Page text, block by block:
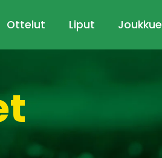
Ottelut Liput Joukkue